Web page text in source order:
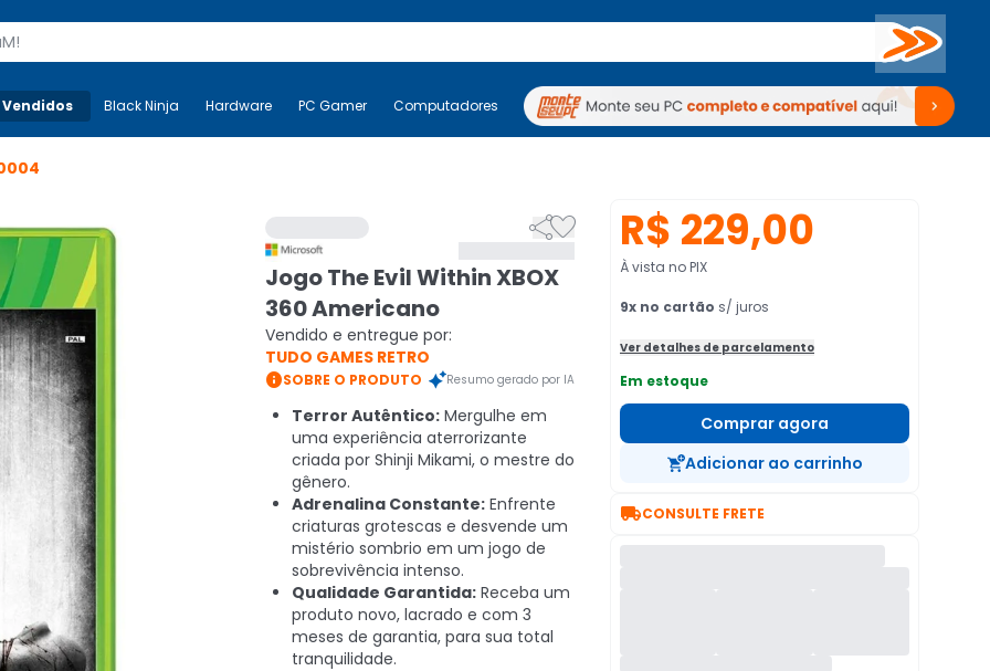
Buscar
Mais-v- Black Ninja Hardware PC Gamer Computadores Periféricos TV Venda no KaBuM!
Black Ninja Hardware PC Gamer Computadores Periféricos TV Venda no KaBuM!

Jogo The Evil Within XBOX
360 Americano
Vendido e entregue por:
TUDO GAMES RETRO
SOBRE O PRODUTO Resumo gerado por IA
Terror Autêntico: Mergulhe em
uma experiência aterrorizante
criada por Shinji Mikami, o mestre do
gênero.
Adrenalina Constante: Enfrente
criaturas grotescas e desvende um
mistério sombrio em um jogo de
sobrevivência intenso.
Qualidade Garantida: Receba um
produto novo, lacrado e com 3
meses de garantia, para sua total
tranquilidade.
R$ 229,00
À vista no PIX
9x no cartão s/ juros
Ver detalhes de parcelamento
Em estoque
Comprar agora
Adicionar ao carrinho
CONSULTE FRETE